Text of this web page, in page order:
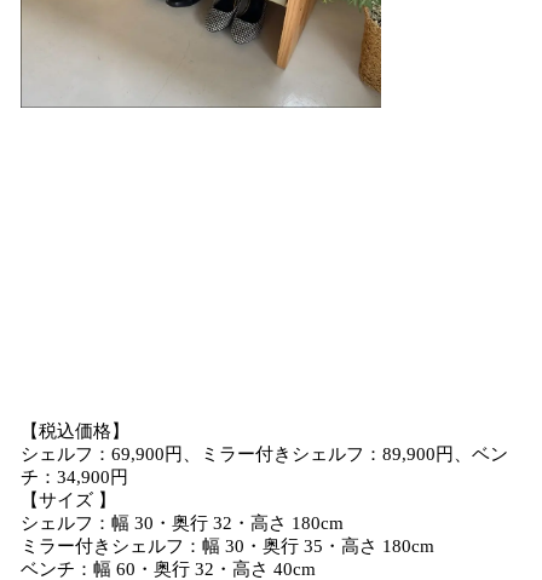
【税込価格】
シェルフ：69,900円、ミラー付きシェルフ：89,900円、ベン
チ：34,900円
【サイズ 】
シェルフ：幅 30・奥行 32・高さ 180cm
ミラー付きシェルフ：幅 30・奥行 35・高さ 180cm
ベンチ：幅 60・奥行 32・高さ 40cm